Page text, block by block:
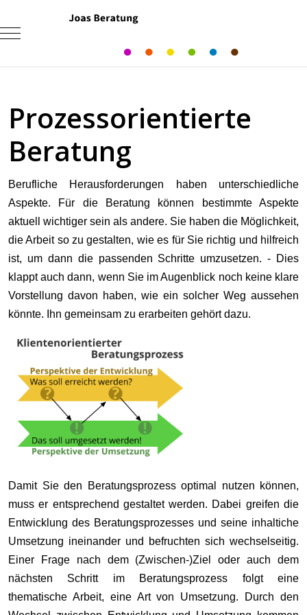
Mobile Menu Toggle
Prozessorientierte
Beratung
Berufliche Herausforderungen haben unterschiedliche
Aspekte. Für die Beratung können bestimmte Aspekte
aktuell wichtiger sein als andere. Sie haben die Möglichkeit,
die Arbeit so zu gestalten, wie es für Sie richtig und hilfreich
ist, um dann die passenden Schritte umzusetzen. - Dies
klappt auch dann, wenn Sie im Augenblick noch keine klare
Vorstellung davon haben, wie ein solcher Weg aussehen
könnte. Ihn gemeinsam zu erarbeiten gehört dazu.
Damit Sie den Beratungsprozess optimal nutzen können,
muss er entsprechend gestaltet werden. Dabei greifen die
Entwicklung des Beratungsprozesses und seine inhaltiche
Umsetzung ineinander und befruchten sich wechselseitig.
Einer Frage nach dem (Zwischen-)Ziel oder auch dem
nächsten Schritt im Beratungsprozess folgt eine
thematische Arbeit, eine Art von Umsetzung. Durch den